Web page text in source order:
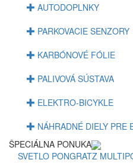
AUTODOPLNKY
PARKOVACIE SENZORY
KARBÓNOVÉ FÓLIE
PALIVOVÁ SÚSTAVA
ELEKTRO-BICYKLE
NÁHRADNÉ DIELY PRE
ŠPECIÁLNA PONUKA
SVETLO PONGRATZ